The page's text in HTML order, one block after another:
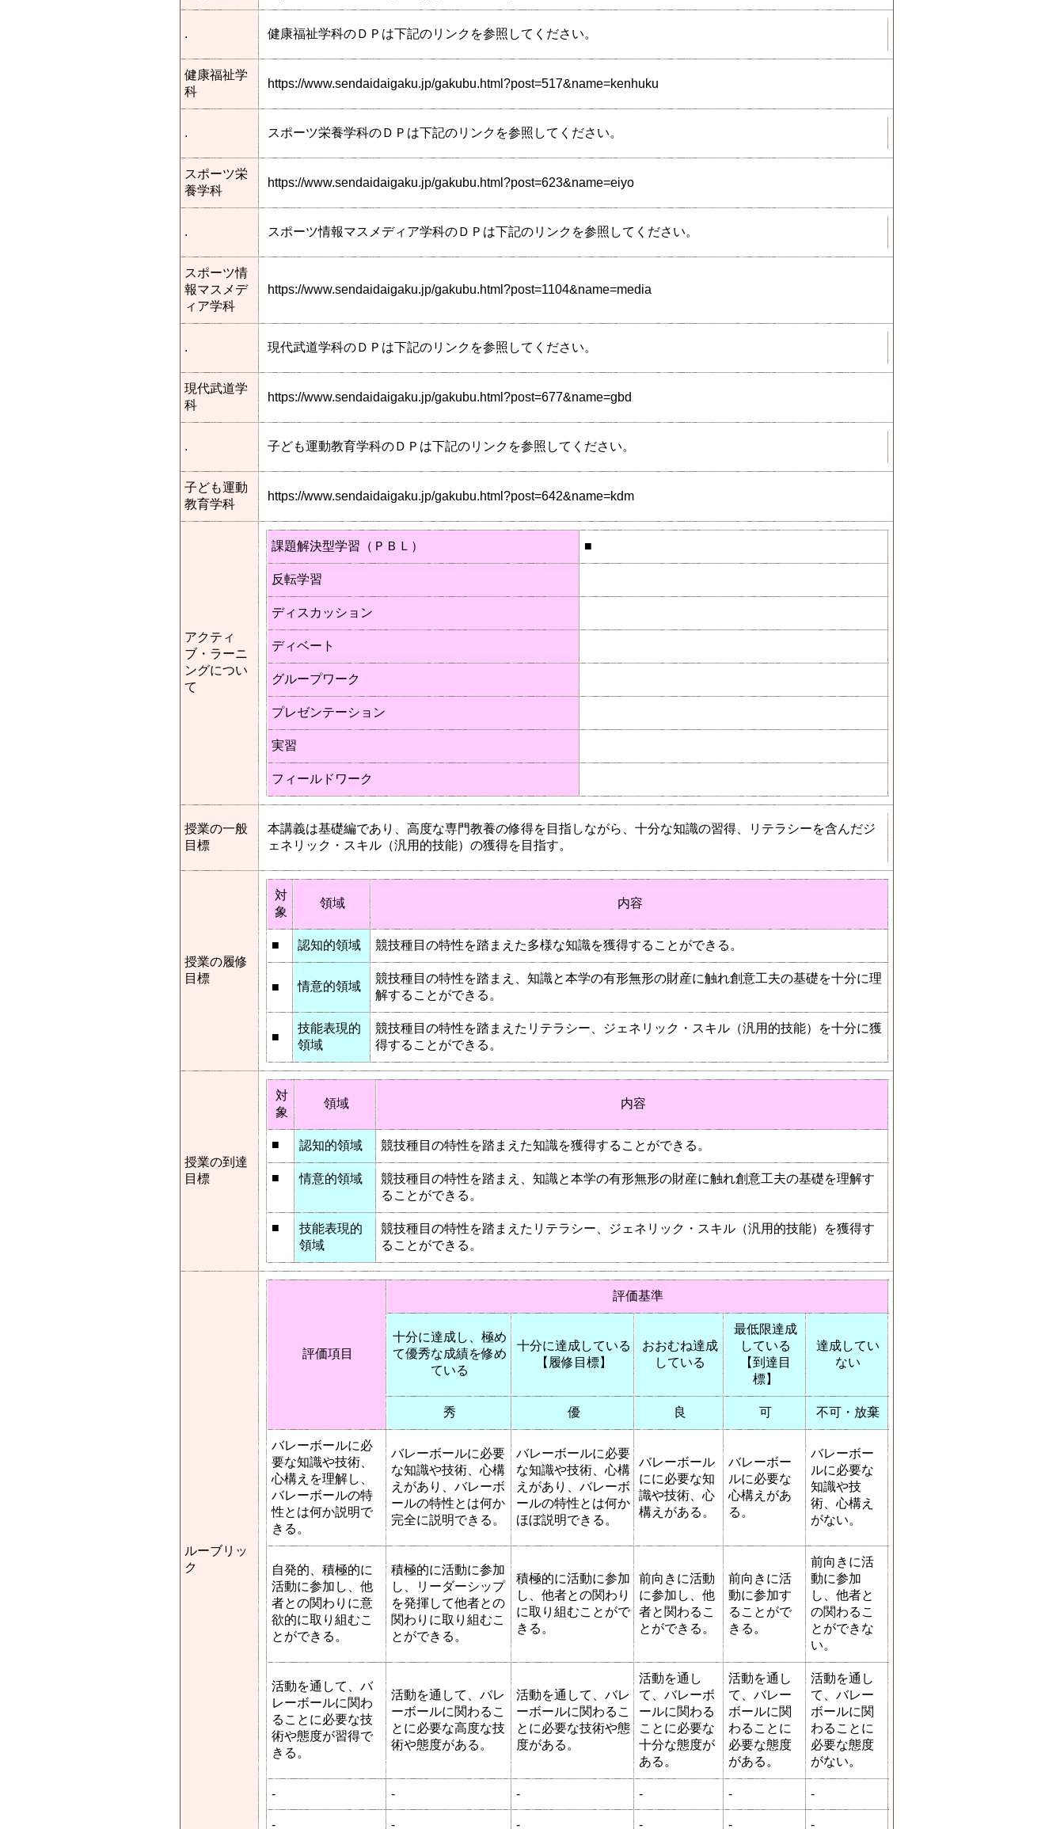
. 健康福祉学科のＤＰは下記のリンクを参照してください。
健康福祉学
科
https://www.sendaidaigaku.jp/gakubu.html?post=517&name=kenhuku
. スポーツ栄養学科のＤＰは下記のリンクを参照してください。
スポーツ栄
養学科
https://www.sendaidaigaku.jp/gakubu.html?post=623&name=eiyo
. スポーツ情報マスメディア学科のＤＰは下記のリンクを参照してください。
スポーツ情
報マスメデ
ィア学科
https://www.sendaidaigaku.jp/gakubu.html?post=1104&name=media
. 現代武道学科のＤＰは下記のリンクを参照してください。
現代武道学
科
https://www.sendaidaigaku.jp/gakubu.html?post=677&name=gbd
. 子ども運動教育学科のＤＰは下記のリンクを参照してください。
子ども運動
教育学科
https://www.sendaidaigaku.jp/gakubu.html?post=642&name=kdm
アクティ
ブ・ラーニ
ングについ
て
課題解決型学習（ＰＢＬ） ■
反転学習
ディスカッション
ディベート
グループワーク
プレゼンテーション
実習
フィールドワーク
授業の一般
目標
本講義は基礎編であり、高度な専門教養の修得を目指しながら、十分な知識の習得、リテラシーを含んだジ
ェネリック・スキル（汎用的技能）の獲得を目指す。
授業の履修
目標
対
象
領域 内容
■ 認知的領域 競技種目の特性を踏まえた多様な知識を獲得することができる。
■ 情意的領域
競技種目の特性を踏まえ、知識と本学の有形無形の財産に触れ創意工夫の基礎を十分に理
解することができる。
■
技能表現的
領域
競技種目の特性を踏まえたリテラシー、ジェネリック・スキル（汎用的技能）を十分に獲
得することができる。
授業の到達
目標
対
象
領域 内容
■ 認知的領域 競技種目の特性を踏まえた知識を獲得することができる。
■ 情意的領域
競技種目の特性を踏まえ、知識と本学の有形無形の財産に触れ創意工夫の基礎を理解す
ることができる。
■
技能表現的
領域
競技種目の特性を踏まえたリテラシー、ジェネリック・スキル（汎用的技能）を獲得す
ることができる。
ルーブリッ
ク
評価項目
評価基準
十分に達成し、極め
て優秀な成績を修め
ている
十分に達成している
【履修目標】
おおむね達成
している
最低限達成
している
【到達目
標】
達成してい
ない
秀 優 良 可 不可・放棄
バレーボールに必
要な知識や技術、
心構えを理解し、
バレーボールの特
性とは何か説明で
きる。
バレーボールに必要
な知識や技術、心構
えがあり、バレーボ
ールの特性とは何か
完全に説明できる。
バレーボールに必要
な知識や技術、心構
えがあり、バレーボ
ールの特性とは何か
ほぼ説明できる。
バレーボール
にに必要な知
識や技術、心
構えがある。
バレーボー
ルに必要な
心構えがあ
る。
バレーボー
ルに必要な
知識や技
術、心構え
がない。
自発的、積極的に
活動に参加し、他
者との関わりに意
欲的に取り組むこ
とができる。
積極的に活動に参加
し、リーダーシップ
を発揮して他者との
関わりに取り組むこ
とができる。
積極的に活動に参加
し、他者との関わり
に取り組むことがで
きる。
前向きに活動
に参加し、他
者と関わるこ
とができる。
前向きに活
動に参加す
ることがで
きる。
前向きに活
動に参加
し、他者と
の関わるこ
とができな
い。
活動を通して、バ
レーボールに関わ
ることに必要な技
術や態度が習得で
きる。
活動を通して、バレ
ーボールに関わるこ
とに必要な高度な技
術や態度がある。
活動を通して、バレ
ーボールに関わるこ
とに必要な技術や態
度がある。
活動を通し
て、バレーボ
ールに関わる
ことに必要な
十分な態度が
ある。
活動を通し
て、バレー
ボールに関
わることに
必要な態度
がある。
活動を通し
て、バレー
ボールに関
わることに
必要な態度
がない。
- - - - - -
- - - - - -